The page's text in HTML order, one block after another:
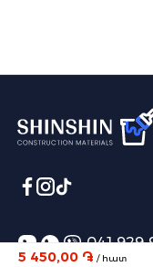
5 450,00 ֏ / հատ
041 929